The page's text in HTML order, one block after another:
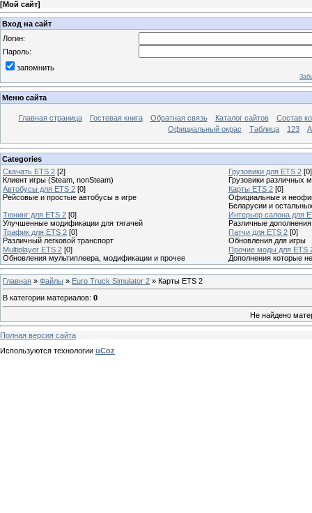
[Мой сайт]
Вход на сайт
Логин:
Пароль:
запомнить
Меню сайта
Главная страница Гостевая книга Обратная связь Каталог сайтов
Состав
Официальный окрас
Таблица 123
Categories
Скачать ETS 2 [2]
Клиент игры (Steam, nonSteam)
Грузовики для ETS 2 [0]
Грузовики различных
Автобусы для ETS 2 [0]
Рейсовые и простые автобусы в игре
Карты ETS 2 [0]
Официальные и
Беларусии и
Тюнинг для ETS 2 [0]
Улучшенные модификации для тягачей
Интерьер салона для
Различные
Трафик для ETS 2 [0]
Различный легковой транспорт
Патчи для ETS 2 [0]
Обновления для игры
Multiplayer ETS 2 [0]
Обновления мультиплеера, модификации и прочее
Прочие моды для ETS
Дополнения которые
Главная » Файлы » Euro Truck Simulator 2 » Карты ETS 2
В категории материалов: 0
Не найдено
Полная версия сайта
Используются технологии uCoz